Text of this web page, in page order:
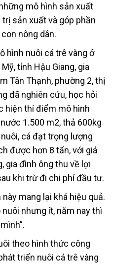
mô hình sản xuất
trị sản xuất và góp phần
nông dân.
hình nuôi cá trê vàng ở
tỉnh Hậu Giang, gia
Tân Thạnh, phường 2, thị
đã nghiên cứu, học hỏi
hiện thí điểm mô hình
1.500 m2, thả 600kg
cá đạt trọng lượng
được hơn 8 tấn, với giá
gia đình ông thu về lợi
khi trừ đi chi phí đầu tư.
này mang lại khá hiệu quả.
nhưng ít, năm nay thì
theo hình thức công
triển nuôi cá trê vàng